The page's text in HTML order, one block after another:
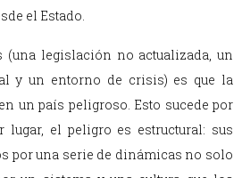
el Estado.
(una legislación no actualizada, un
y un entorno de crisis) es que la
un país peligroso. Esto sucede por
lugar, el peligro es estructural: sus
por una serie de dinámicas no solo